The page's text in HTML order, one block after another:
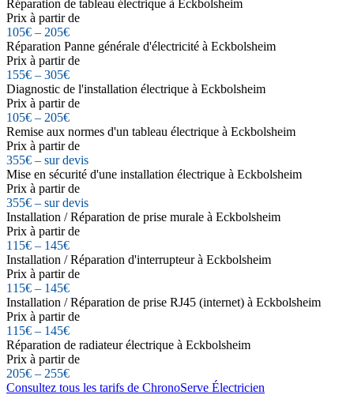
Réparation de tableau électrique à Eckbolsheim
Prix à partir de
105€ – 205€
Réparation Panne générale d'électricité à Eckbolsheim
Prix à partir de
155€ – 305€
Diagnostic de l'installation électrique à Eckbolsheim
Prix à partir de
105€ – 205€
Remise aux normes d'un tableau électrique à Eckbolsheim
Prix à partir de
355€ – sur devis
Mise en sécurité d'une installation électrique à Eckbolsheim
Prix à partir de
355€ – sur devis
Installation / Réparation de prise murale à Eckbolsheim
Prix à partir de
115€ – 145€
Installation / Réparation d'interrupteur à Eckbolsheim
Prix à partir de
115€ – 145€
Installation / Réparation de prise RJ45 (internet) à Eckbolsheim
Prix à partir de
115€ – 145€
Réparation de radiateur électrique à Eckbolsheim
Prix à partir de
205€ – 255€
Consultez tous les tarifs de ChronoServe Électricien